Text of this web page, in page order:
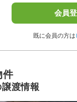
会員
既に会員の方は
件
渡情報